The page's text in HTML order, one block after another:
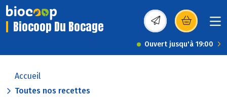
Biocoop Du Bocage (s’ouvre dans une
Ouvert jusqu'à 19:00
Accueil
Toutes nos recettes